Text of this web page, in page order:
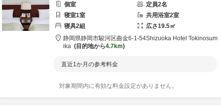
個室 定員2名
寝室1室 共用浴室2室
寝具2組 広さ19.5㎡
静岡県静岡市駿河区曲金6-1-54Shizuoka Hotel Tokinosum
ika
目的地から4.7km
直近1か月の参考料金
対象期間内に有効な料金設定がありません。